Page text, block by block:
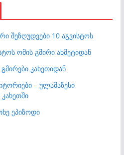
შეზღუდვები 10 აგვისტოს
ომის გმირი ახმეტიდან
კახეთიდან
– ულამაზესი
ეპიზოდი